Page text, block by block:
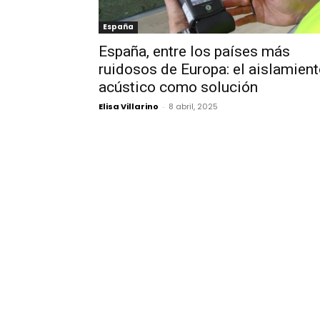
España
España, entre los países más
ruidosos de Europa: el
acústico como solución
Elisa Villarino - 8 abril, 2025